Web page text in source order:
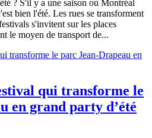
? S'il y a une saison où Montréal
bien l'été. Les rues se transforment
s'invitent sur les places
le moyen de transport de...
qui transforme le
en grand party d’été